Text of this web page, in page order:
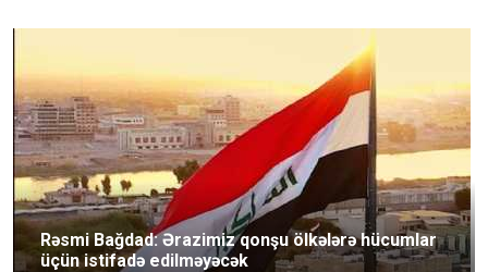
Rəsmi Bağdad: Ərazimiz qonşu ölkələrə hücumlar
üçün istifadə edilməyəcək